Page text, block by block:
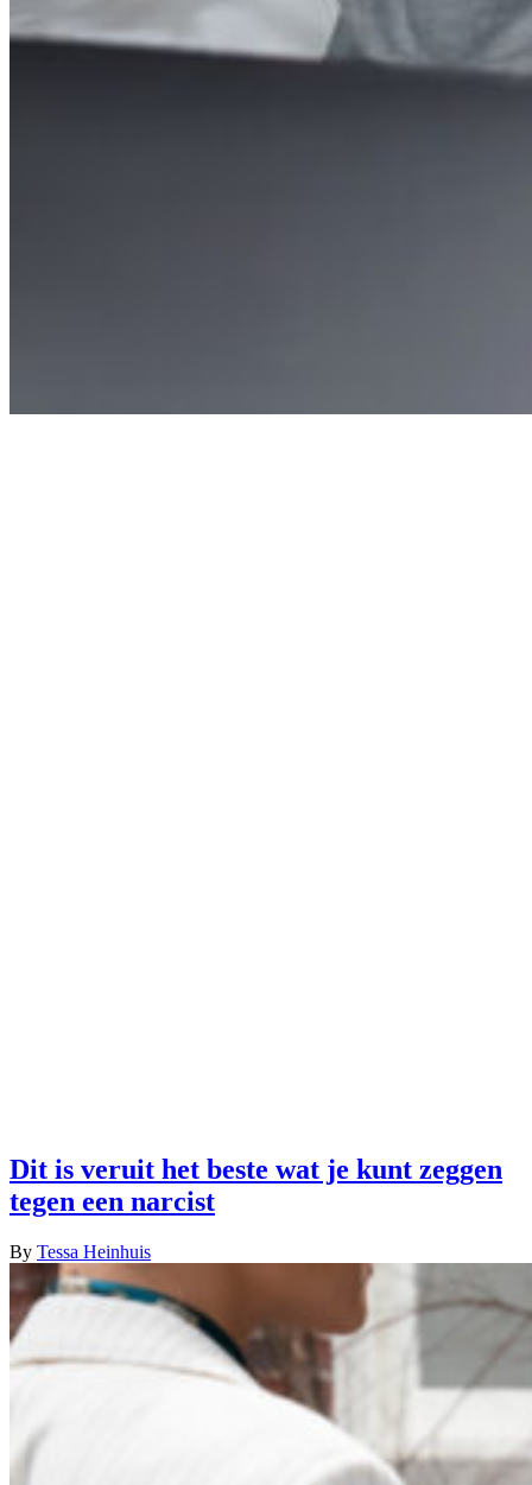
Dit is veruit het beste wat je kunt zeggen
tegen een narcist
By Tessa Heinhuis